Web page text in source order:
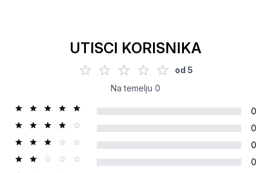
UTISCI KORISNIKA
od 5
Na temelju 0
0
0
0
0